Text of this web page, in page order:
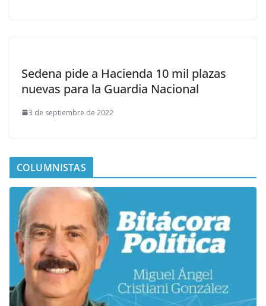
Sedena pide a Hacienda 10 mil plazas
nuevas para la Guardia Nacional
3 de septiembre de 2022
COLUMNISTAS